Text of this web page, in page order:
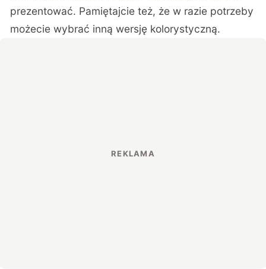
prezentować. Pamiętajcie też, że w razie potrzeby
możecie wybrać inną wersję kolorystyczną.